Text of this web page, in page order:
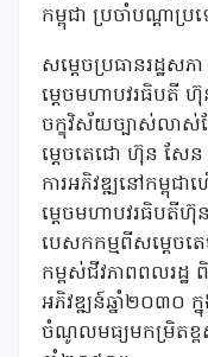
កម្ពុជា ប្រចាំបណ្តាប្រ
សម្តេចប្រធានរដ្ឋ
ម្តេចមហាបវរធិបតី ហ៊ុ
ចក្ខុវិស័យច្បាស់លាស់
ម្តេចតេជោ ហ៊ុន សែន
ការអភិវឌ្ឍនៅកម្ពុ
ម្តេចមហាបវរធិបតីហ៊ុ
បេសកកម្មពីសម្តេច
កម្ពស់ជីវភាពពលរដ្
អភិវឌ្ឍន៍ឆ្នាំ២០៣០ ក្
ចំណូលមធ្យមកម្រិតខ្